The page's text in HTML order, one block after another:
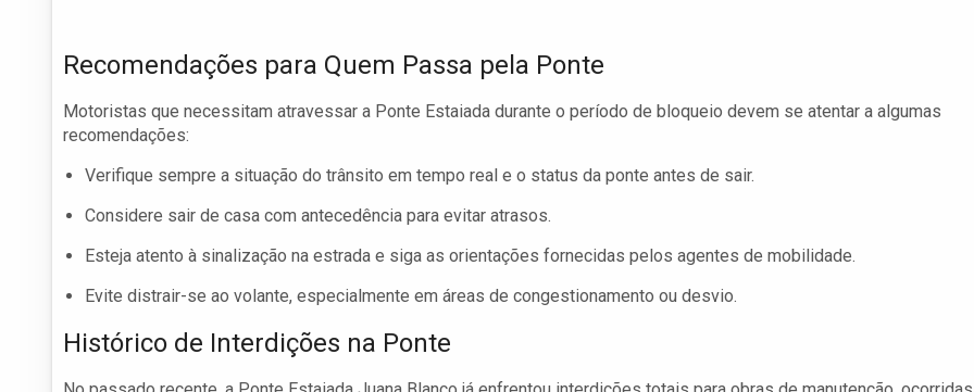
Recomendações para Quem Passa pela Ponte
Motoristas que necessitam atravessar a Ponte Estaiada durante o período de bloqueio devem se atentar a algumas
recomendações:
Verifique sempre a situação do trânsito em tempo real e o status da ponte antes de sair.
Considere sair de casa com antecedência para evitar atrasos.
Esteja atento à sinalização na estrada e siga as orientações fornecidas pelos agentes de mobilidade.
Evite distrair-se ao volante, especialmente em áreas de congestionamento ou desvio.
Histórico de Interdições na Ponte